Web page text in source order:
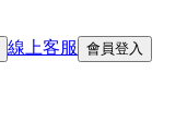
線上客服 會員登入